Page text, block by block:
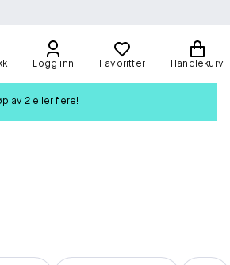
Logg inn Favoritter Handlekurv
av 2 eller flere!